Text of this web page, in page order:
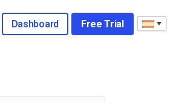
Dashboard Free Trial